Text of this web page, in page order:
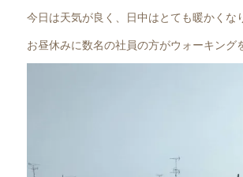
今日は天気が良く、日中はとても暖かくな
お昼休みに数名の社員の方がウォーキング